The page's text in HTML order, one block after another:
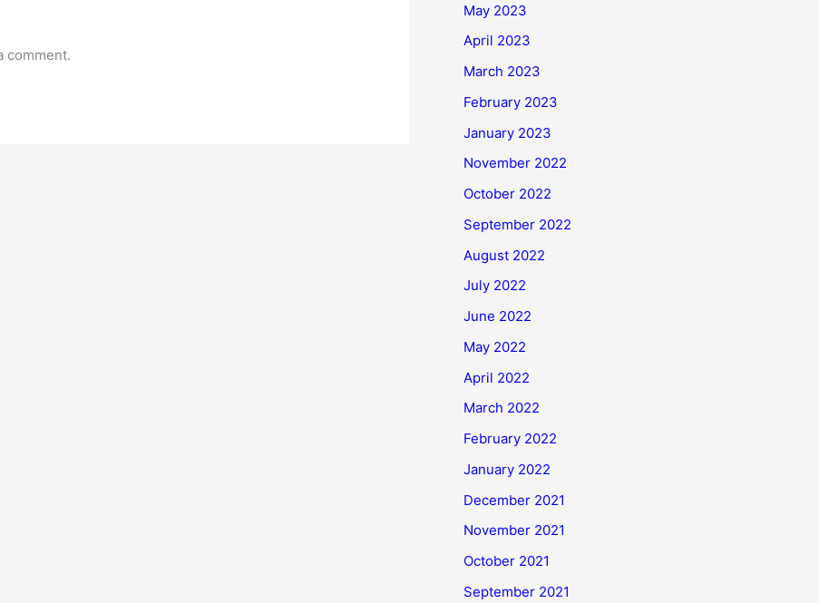
comment.
May 2023
April 2023
March 2023
February 2023
January 2023
November 2022
October 2022
September 2022
August 2022
July 2022
June 2022
May 2022
April 2022
March 2022
February 2022
January 2022
December 2021
November 2021
October 2021
September 2021